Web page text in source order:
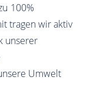
100%
tragen wir aktiv
unserer
Umwelt